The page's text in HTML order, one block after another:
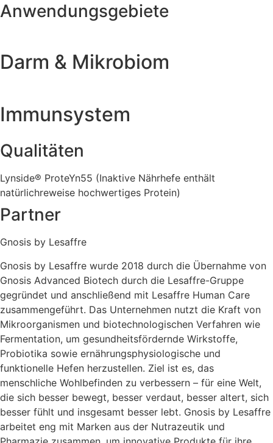
Anwendungsgebiete
Darm & Mikrobiom
Immunsystem
Qualitäten
Lynside® ProteYn55 (Inaktive Nährhefe enthält
natürlichreweise hochwertiges Protein)
Partner
Gnosis by Lesaffre
Gnosis by Lesaffre wurde 2018 durch die Übernahme von
Gnosis Advanced Biotech durch die Lesaffre-Gruppe
gegründet und anschließend mit Lesaffre Human Care
zusammengeführt. Das Unternehmen nutzt die Kraft von
Mikroorganismen und biotechnologischen Verfahren wie
Fermentation, um gesundheitsfördernde Wirkstoffe,
Probiotika sowie ernährungsphysiologische und
funktionelle Hefen herzustellen. Ziel ist es, das
menschliche Wohlbefinden zu verbessern – für eine Welt,
die sich besser bewegt, besser verdaut, besser altert, sich
besser fühlt und insgesamt besser lebt. Gnosis by Lesaffre
arbeitet eng mit Marken aus der Nutrazeutik und